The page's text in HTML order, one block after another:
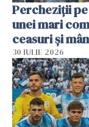
Percheziții
unei mari
ceasuri și
30 IULIE 2026